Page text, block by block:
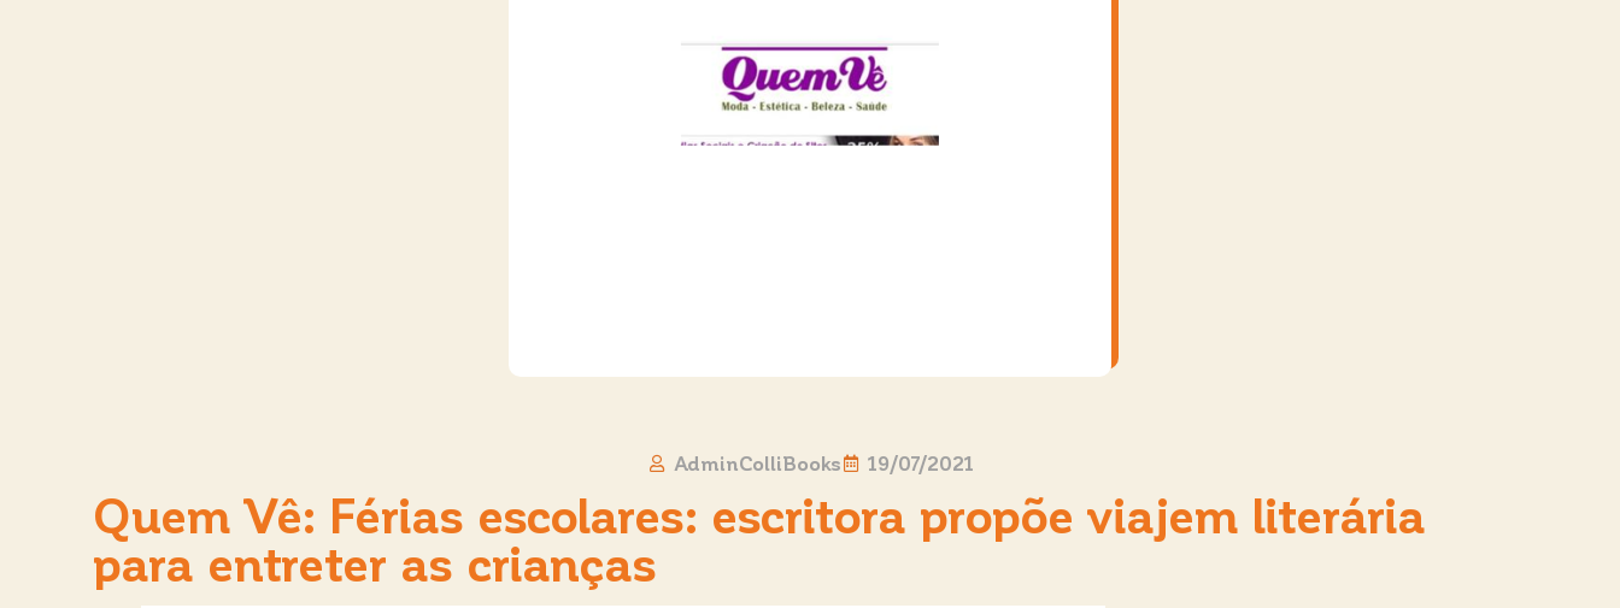
AdminColliBooks 19/07/2021
Quem Vê: Férias escolares: escritora propõe viajem literária
para entreter as crianças